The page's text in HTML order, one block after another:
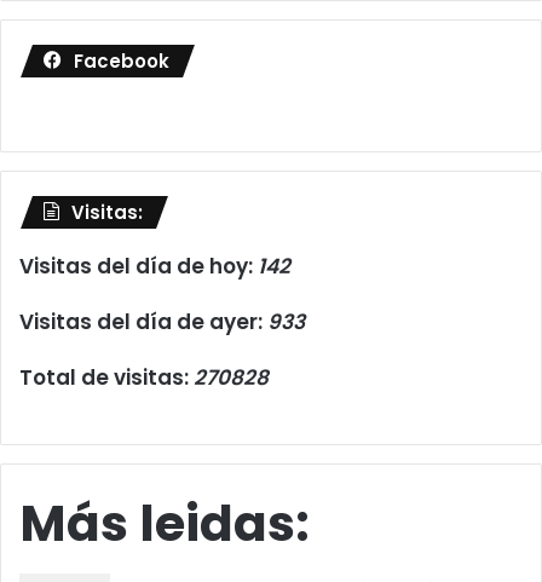
Facebook
Visitas:
Visitas del día de hoy: 142
Visitas del día de ayer: 933
Total de visitas: 270828
Más leidas: